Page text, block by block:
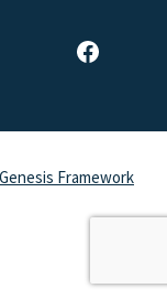
Página de Facebook de SAR
Genesis Framework